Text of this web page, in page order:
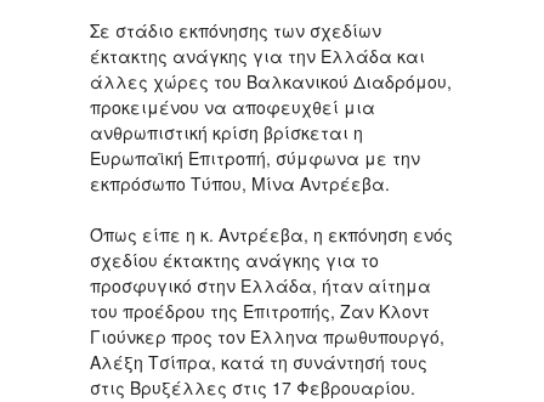
Σε στάδιο εκπόνησης των σχεδίων
έκτακτης ανάγκης για την Ελλάδα και
άλλες χώρες του Βαλκανικού Διαδρόμου,
προκειμένου να αποφευχθεί μια
ανθρωπιστική κρίση βρίσκεται η
Ευρωπαϊκή Επιτροπή, σύμφωνα με την
εκπρόσωπο Τύπου, Μίνα Αντρέεβα.
Όπως είπε η κ. Αντρέεβα, η εκπόνηση ενός
σχεδίου έκτακτης ανάγκης για το
προσφυγικό στην Ελλάδα, ήταν αίτημα
του προέδρου της Επιτροπής, Ζαν Κλοντ
Γιούνκερ προς τον Έλληνα πρωθυπουργό,
Αλέξη Τσίπρα, κατά τη συνάντησή τους
στις Βρυξέλλες στις 17 Φεβρουαρίου.